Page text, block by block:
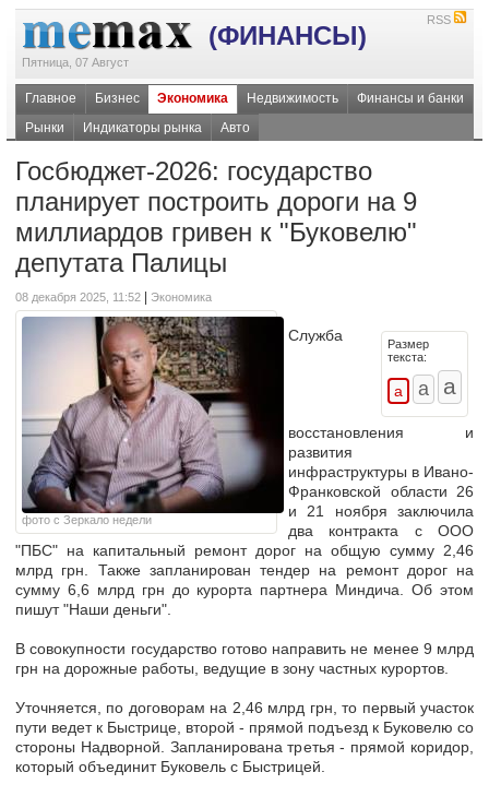
(ФИНАНСЫ)
Пятница, 07 Август
RSS
Главное Бизнес Экономика Недвижимость
Финансы и банки
Рынки
Индикаторы рынка Авто
Госбюджет-2026: государство
планирует построить дороги на 9
миллиардов гривен к "Буковелю"
депутата Палицы
08 декабря 2025, 11:52 Экономика
фото с Зеркало недели
Размер
текста:
Служба
восстановления и
развития
инфраструктуры в Ивано-
Франковской области 26
и 21 ноября заключила
два контракта с ООО
"ПБС" на капитальный ремонт дорог на общую сумму 2,46
млрд грн. Также запланирован тендер на ремонт дорог на
сумму 6,6 млрд грн до курорта партнера Миндича. Об этом
пишут "Наши деньги".
В совокупности государство готово направить не менее 9 млрд
грн на дорожные работы, ведущие в зону частных курортов.
Уточняется, по договорам на 2,46 млрд грн, то первый участок
пути ведет к Быстрице, второй - прямой подъезд к Буковелю со
стороны Надворной. Запланирована третья - прямой коридор,
который объединит Буковель с Быстрицей.